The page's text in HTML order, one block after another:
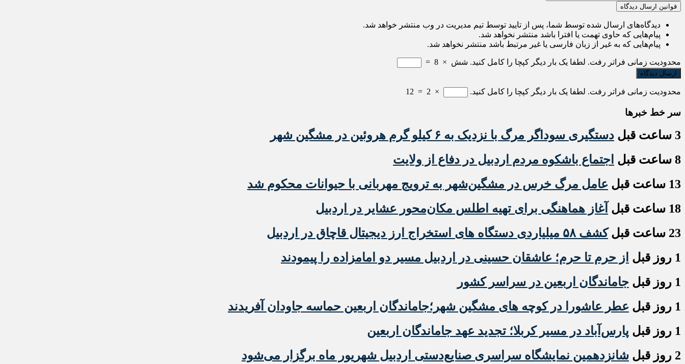
قوانین ارسال دیدگاه
دیدگاه‌های ارسال شده توسط شما، پس از تایید توسط تیم مدیریت در وب منتشر خواهد شد.
پیام‌هایی که حاوی تهمت یا افترا باشد منتشر نخواهد شد.
پیام‌هایی که به غیر از زبان فارسی یا غیر مرتبط باشد منتشر نخواهد شد.
محدودیت زمانی فراتر رفت. لطفا یک بار دیگر کپچا را کامل کنید. شش ×
8
=
محدودیت زمانی فراتر رفت. لطفا یک بار دیگر کپچا را کامل کنید. ×
2
=
12
سر خط خبرها
3 ساعت قبل
دستگیری سوداگر مرگ با نزدیک به ۶ کیلو گرم هروئین در مشگین شهر
8 ساعت قبل
اجتماع باشکوه مردم اردبیل در دفاع از ولایت
13 ساعت قبل
عامل مرگ خرس در مشگین‌شهر به ترویج مهربانی با حیوانات محکوم شد
18 ساعت قبل
آغاز هماهنگی برای تهیه اطلس مکان‌محور عشایر در اردبیل
23 ساعت قبل
کشف ۵۸ میلیاردی دستگاه های استخراج ارز دیجیتال قاچاق در اردبیل
1 روز قبل
از حرم تا حرم؛ عاشقان حسینی در اردبیل مسیر دو امامزاده را پیمودند
1 روز قبل
جاماندگان اربعین در سراسر کشور
1 روز قبل
عطر عاشورا در کوچه های مشگین شهر؛جاماندگان اربعین حماسه جاودان آفریدند
1 روز قبل
پارس‌آباد در مسیر کربلا؛ تجدید عهد جاماندگان اربعین
2 روز قبل
شانزدهمین نمایشگاه سراسری صنایع‌دستی اردبیل شهریور ماه برگزار می‌شود